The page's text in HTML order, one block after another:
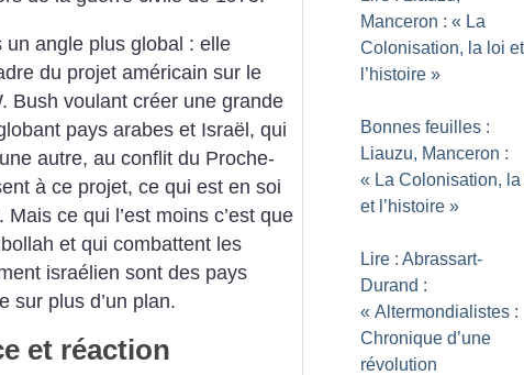
angle plus global : elle
du projet américain sur le
Bush voulant créer une grande
pays arabes et Israël, qui
autre, au conflit du Proche-
à ce projet, ce qui est en soi
ce qui l’est moins c’est que
et qui combattent les
israélien sont des pays
sur plus d’un plan.
et réaction
Manceron : « La
Colonisation, la loi et
l’histoire »
Bonnes feuilles :
Liauzu, Manceron :
« La Colonisation, la
et l’histoire »
Lire : Abrassart-
Durand :
« Altermondialistes :
Chronique d’une
révolution